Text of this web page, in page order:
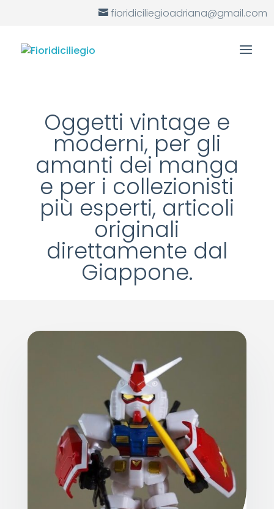
fioridiciliegioadriana@gmail.com
Oggetti vintage e
moderni, per gli
amanti dei manga
e per i collezionisti
più esperti, articoli
originali
direttamente dal
Giappone.